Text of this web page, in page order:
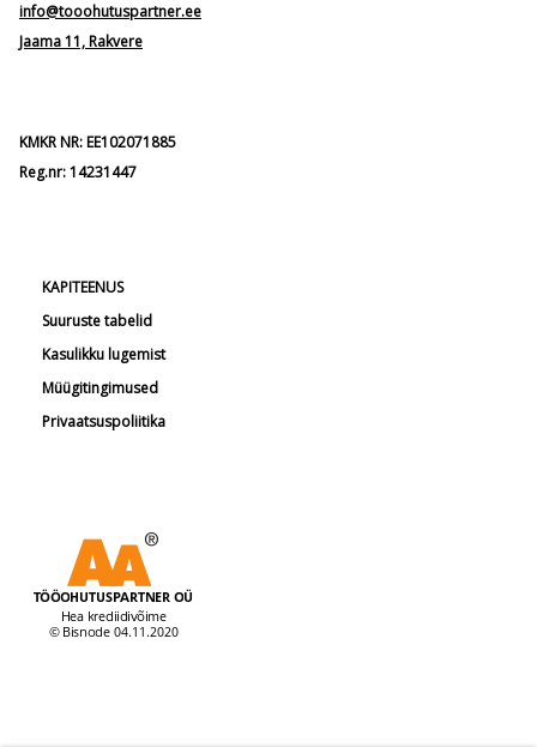
info@tooohutuspartner.ee
Jaama 11, Rakvere
KMKR NR: EE102071885
Reg.nr: 14231447
KAPITEENUS
Suuruste tabelid
Kasulikku lugemist
Müügitingimused
Privaatsuspoliitika